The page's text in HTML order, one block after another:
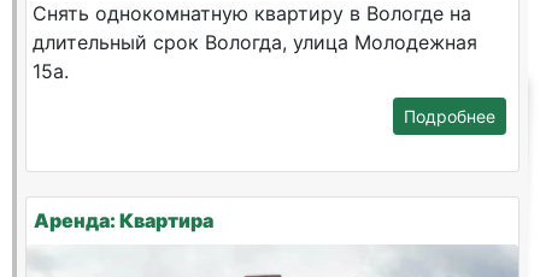
Снять однокомнатную квартиру в Вологде на
длительный срок Вологда, улица Молодежная
15а.
Подробнее
Аренда: Квартира